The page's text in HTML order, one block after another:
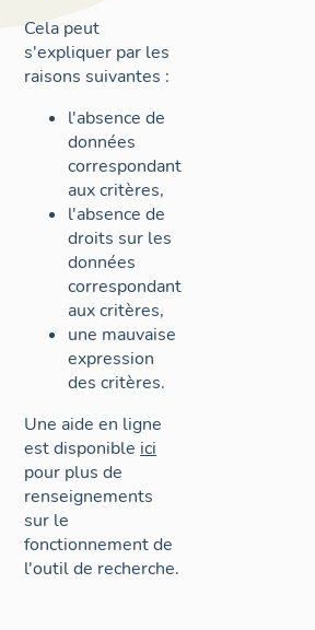
Cela peut
s'expliquer par les
raisons suivantes :
l'absence de
données
correspondant
aux critères,
l'absence de
droits sur les
données
correspondant
aux critères,
une mauvaise
expression
des critères.
Une aide en ligne
est disponible ici
pour plus de
renseignements
sur le
fonctionnement de
l'outil de recherche.